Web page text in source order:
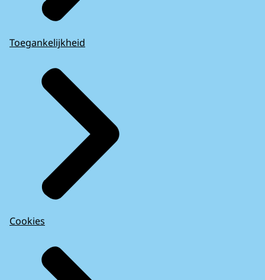
Toegankelijkheid
Cookies